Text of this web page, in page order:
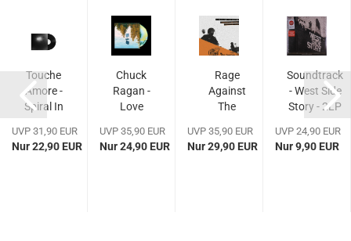
Touche
Amore -
Spiral In
Straight
Line -
UVP 31,90 EUR
Nur 22,90 EUR
Chuck
Ragan -
Love
Lore -
Limited
UVP 35,90 EUR
Nur 24,90 EUR
Rage
Against
The
Democratic
National
UVP 35,90 EUR
Nur 29,90 EUR
Soundtrack
- West Side
Story - 2LP
UVP 24,90 EUR
Nur 9,90 EUR